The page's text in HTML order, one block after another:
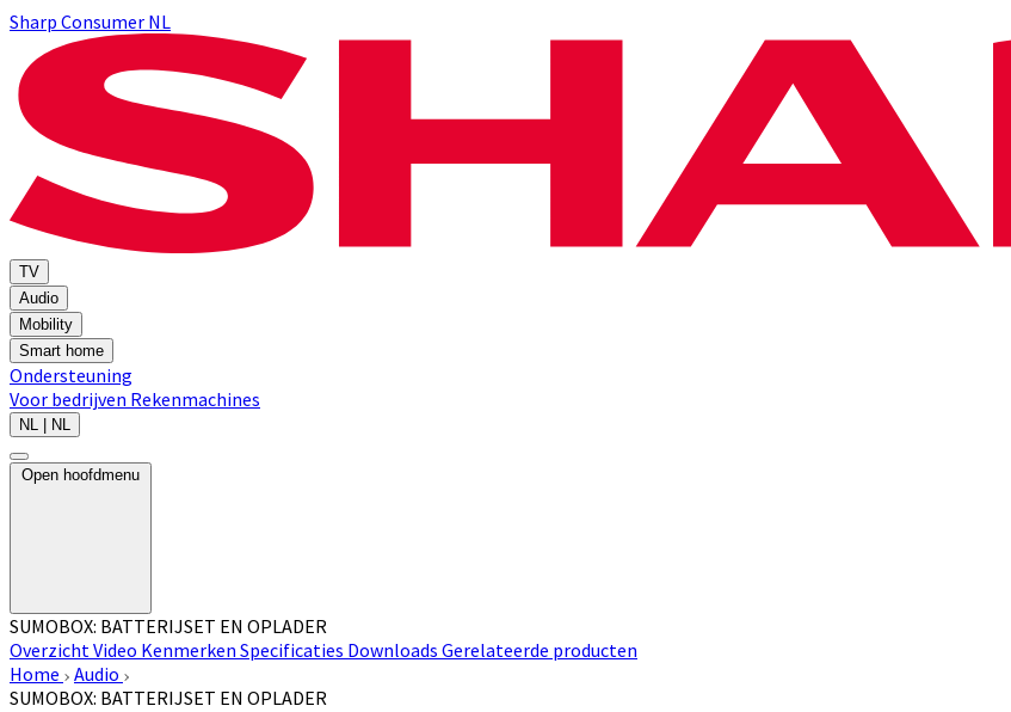
Sharp Consumer NL
TV
Audio
Mobility
Smart home
Ondersteuning
Voor bedrijven Rekenmachines
NL | NL
Open hoofdmenu
SUMOBOX: BATTERIJSET EN OPLADER
OverzichtVideo Kenmerken Specificaties Downloads Gerelateerde producten
Home
Audio
SUMOBOX: BATTERIJSET EN OPLADER